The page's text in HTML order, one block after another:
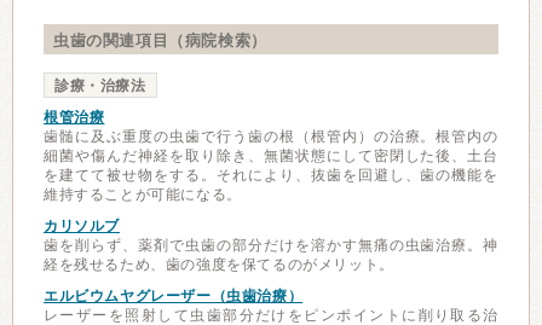
虫歯の関連項目（病院検索）
診療・治療法
根管治療
歯髄に及ぶ重度の虫歯で行う歯の根（根管内）の治療。根管内の
細菌や傷んだ神経を取り除き、無菌状態にして密閉した後、土台
を建てて被せ物をする。それにより、抜歯を回避し、歯の機能を
維持することが可能になる。
カリソルブ
歯を削らず、薬剤で虫歯の部分だけを溶かす無痛の虫歯治療。神
経を残せるため、歯の強度を保てるのがメリット。
エルビウムヤグレーザー（虫歯治療）
レーザーを照射して虫歯部分だけをピンポイントに削り取る治